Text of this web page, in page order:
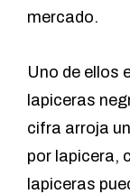
mercado.
Uno de ellos
lapiceras
cifra arroja
por lapicera,
lapiceras